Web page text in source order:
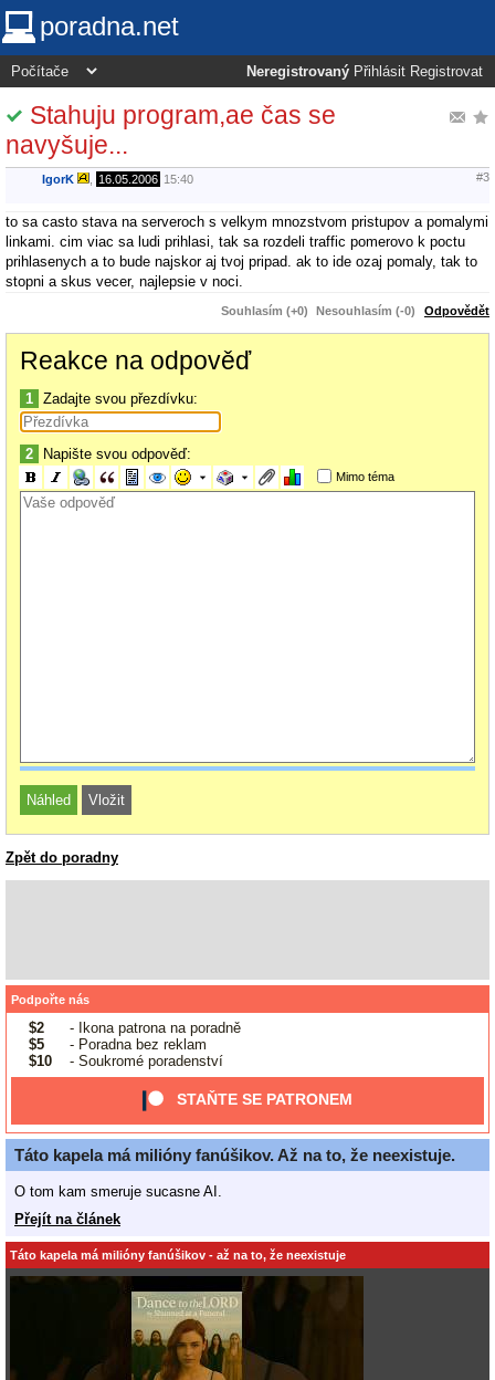
poradna.net
Neregistrovaný Přihlásit Registrovat
Stahuju program,ae čas se
navyšuje...
IgorK 16.05.2006 15:40 #3
to sa casto stava na serveroch s velkym mnozstvom pristupov a pomalymi
linkami. cim viac sa ludi prihlasi, tak sa rozdeli traffic pomerovo k poctu
prihlasenych a to bude najskor aj tvoj pripad. ak to ide ozaj pomaly, tak to
stopni a skus vecer, najlepsie v noci.
Souhlasím (+0) Nesouhlasím (-0) Odpovědět
Reakce na odpověď
1 Zadajte svou přezdívku:
2 Napište svou odpověď:
Mimo téma
Zpět do poradny
Podpořte nás
$2
- Ikona patrona na poradně
$5
- Poradna bez reklam
$10
- Soukromé poradenství
STAŇTE SE PATRONEM
Táto kapela má milióny fanúšikov. Až na to, že neexistuje.
O tom kam smeruje sucasne AI.
Přejít na článek
Táto kapela má milióny fanúšikov - až na to, že neexistuje